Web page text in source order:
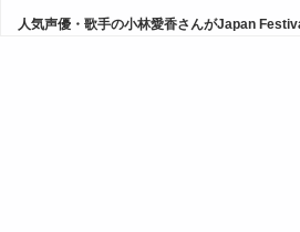
人気声優・歌手の小林愛香さんがJapan